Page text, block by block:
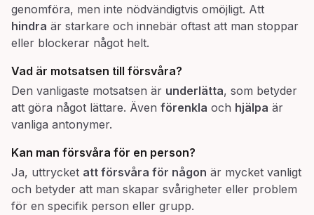
genomföra, men inte nödvändigtvis omöjligt. Att
hindra är starkare och innebär oftast att man stoppar
eller blockerar något helt.
Vad är motsatsen till försvåra?
Den vanligaste motsatsen är underlätta, som betyder
att göra något lättare. Även förenkla och hjälpa är
vanliga antonymer.
Kan man försvåra för en person?
Ja, uttrycket att försvåra för någon är mycket vanligt
och betyder att man skapar svårigheter eller problem
för en specifik person eller grupp.